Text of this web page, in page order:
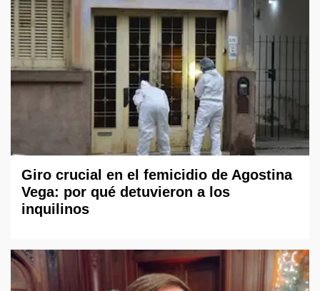
Giro crucial en el femicidio de Agostina
Vega: por qué detuvieron a los
inquilinos